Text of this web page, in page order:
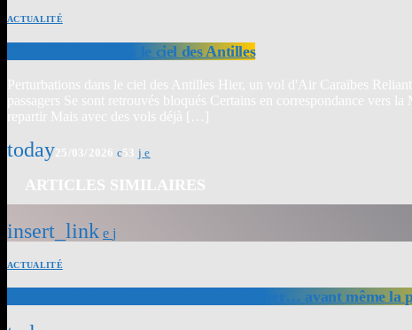
ACTUALITÉ
Perturbations dans le ciel des Antilles
Perturbations dans le ciel des Antilles Hier, un vol d'Air Caraïbes
passagers Se sont retrouvés bloqués Certains en correspondance vers
repartir Mais avec des vols déjà […]
today25/03/2026 53
ARTICLES SIMILAIRES
insert_link
ACTUALITÉ
Tour des yoles : le départ pourrait tanguer… avant même la